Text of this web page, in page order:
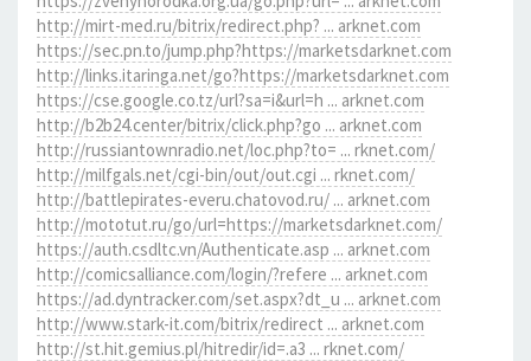
http://mirt-med.ru/bitrix/redirect.php? ... arknet.com
https://sec.pn.to/jump.php?https://marketsdarknet.com
http://links.itaringa.net/go?https://marketsdarknet.com
https://cse.google.co.tz/url?sa=i&url=h ... arknet.com
http://b2b24.center/bitrix/click.php?go ... arknet.com
http://russiantownradio.net/loc.php?to= ... rknet.com/
http://milfgals.net/cgi-bin/out/out.cgi ... rknet.com/
http://battlepirates-everu.chatovod.ru/ ... arknet.com
http://mototut.ru/go/url=https://marketsdarknet.com/
https://auth.csdltc.vn/Authenticate.asp ... arknet.com
http://comicsalliance.com/login/?refere ... arknet.com
https://ad.dyntracker.com/set.aspx?dt_u ... arknet.com
http://www.stark-it.com/bitrix/redirect ... arknet.com
http://st.hit.gemius.pl/hitredir/id=.a3 ... rknet.com/